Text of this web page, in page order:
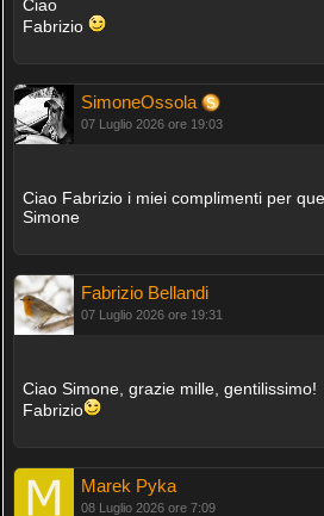
Ciao
Fabrizio
SimoneOssola
07 Luglio 2026 ore 19:03
Ciao Fabrizio i miei complimenti per
Simone
Fabrizio Bellandi
07 Luglio 2026 ore 19:31
Ciao Simone, grazie mille, gentilissimo!
Fabrizio
Marek Pyka
08 Luglio 2026 ore 7:09